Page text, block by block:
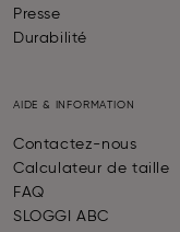
Presse
Durabilité
AIDE & INFORMATION
Contactez-nous
Calculateur de taille
FAQ
SLOGGI ABC